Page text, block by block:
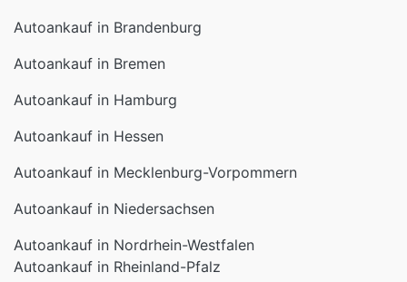
Autoankauf in Brandenburg
Autoankauf in Bremen
Autoankauf in Hamburg
Autoankauf in Hessen
Autoankauf in Mecklenburg-Vorpommern
Autoankauf in Niedersachsen
Autoankauf in Nordrhein-Westfalen
Autoankauf in Rheinland-Pfalz